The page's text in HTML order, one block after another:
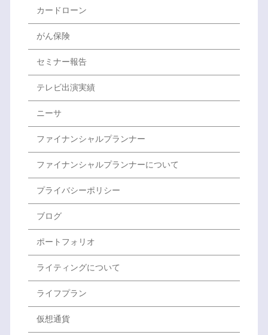
カードローン
がん保険
セミナー報告
テレビ出演実績
ニーサ
ファイナンシャルプランナー
ファイナンシャルプランナーについて
プライバシーポリシー
ブログ
ポートフォリオ
ライティングについて
ライフプラン
仮想通貨